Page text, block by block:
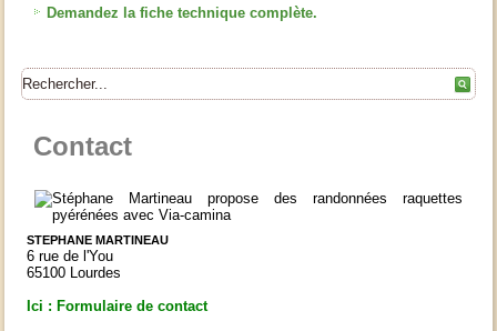
Demandez la fiche technique complète.
Contact
STEPHANE MARTINEAU
6 rue de l'You
65100 Lourdes
Ici : Formulaire de contact